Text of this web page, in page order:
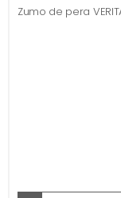
Zumo de pera